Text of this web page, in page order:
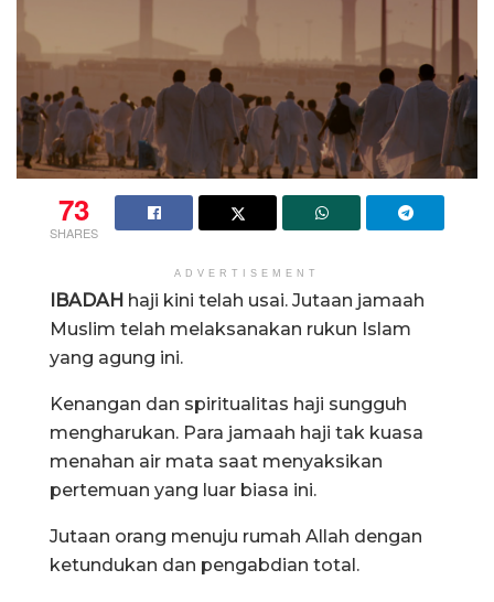
73
SHARES
ADVERTISEMENT
IBADAH haji kini telah usai. Jutaan jamaah
Muslim telah melaksanakan rukun Islam
yang agung ini.
Kenangan dan spiritualitas haji sungguh
mengharukan. Para jamaah haji tak kuasa
menahan air mata saat menyaksikan
pertemuan yang luar biasa ini.
Jutaan orang menuju rumah Allah dengan
ketundukan dan pengabdian total.